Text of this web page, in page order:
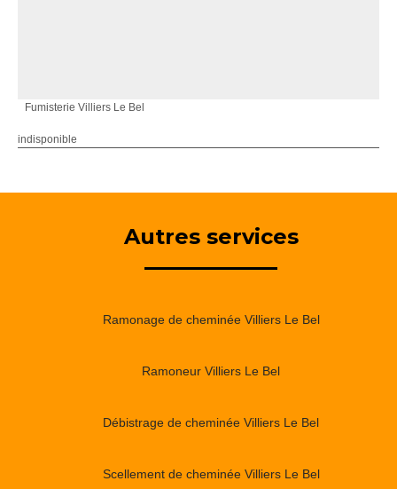
Fumisterie Villiers Le Bel
indisponible
Autres services
Ramonage de cheminée Villiers Le Bel
Ramoneur Villiers Le Bel
Débistrage de cheminée Villiers Le Bel
Scellement de cheminée Villiers Le Bel